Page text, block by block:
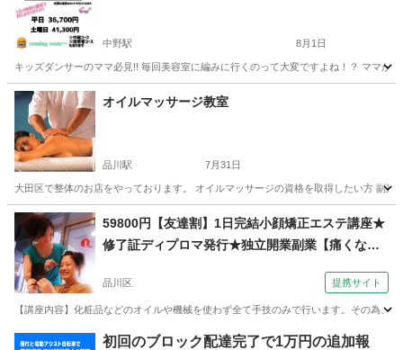
中野駅 8月1日
キッズダンサーのママ必見!! 毎回美容室に編みに行くのって大変ですよね！？ ママ
東京 中野区 中野駅 その他 ママ
オイルマッサージ教室
品川駅 7月31日
大田区で整体のお店をやっております。 オイルマッサージの資格を取得したい方 副
東京 大田区 品川駅 美容健康 民間
59800円【友達割】1日完結小顔矯正エステ講座★
修了証ディプロマ発行★独立開業副業【痛くな
本校）
品川区 提携サイト
【講座内容】化粧品などのオイルや機械を使わず全て手技のみで行います。その為
エステ
初回のブロック配達完了で1万円の追加報